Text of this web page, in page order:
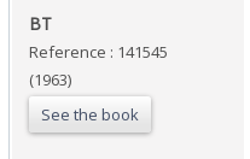
‎BT ‎
Reference : 141545
(1963)
See the book